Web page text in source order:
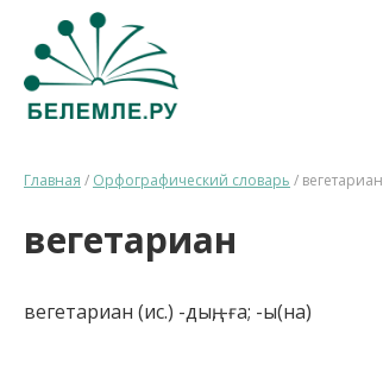
Главная / Орфографический словарь / вегетариан
вегетариан
вегетариан (ис.) -дың, -ға; -ы(на)